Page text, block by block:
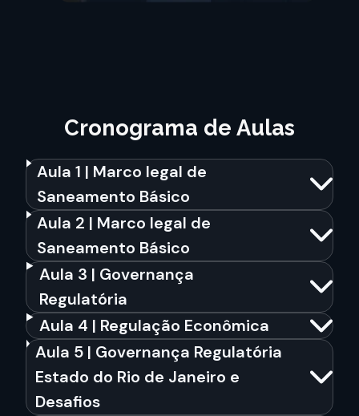
Cronograma de Aulas
Aula 1 | Marco legal de
Saneamento Básico
Aula 2 | Marco legal de
Saneamento Básico
Aula 3 | Governança
Regulatória
Aula 4 | Regulação Econômica
Aula 5 | Governança Regulatória
Estado do Rio de Janeiro e
Desafios